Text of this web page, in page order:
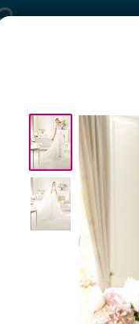
Торжества за
Профессионалы и